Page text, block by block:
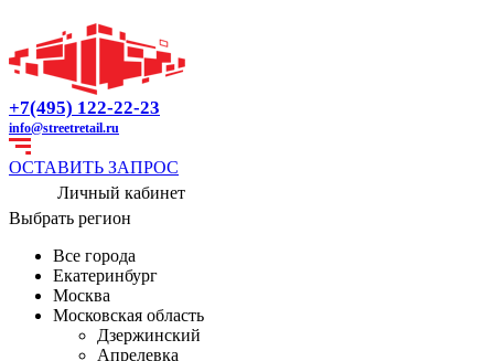
+7(495) 122-22-23
info@streetretail.ru
ОСТАВИТЬ ЗАПРОС
Личный кабинет
Выбрать регион
Все города
Екатеринбург
Москва
Московская область
Дзержинский
Апрелевка